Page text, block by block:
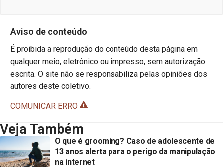
Aviso de conteúdo
É proibida a reprodução do conteúdo desta página em
qualquer meio, eletrônico ou impresso, sem autorização
escrita. O site não se responsabiliza pelas opiniões dos
autores deste coletivo.
COMUNICAR ERRO
Veja Também
O que é grooming? Caso de adolescente de
13 anos alerta para o perigo da manipulação
na internet